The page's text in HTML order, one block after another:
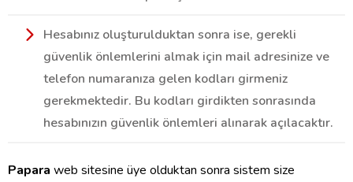
Hesabınız oluşturulduktan sonra ise, gerekli
güvenlik önlemlerini almak için mail adresinize ve
telefon numaranıza gelen kodları girmeniz
gerekmektedir. Bu kodları girdikten sonrasında
hesabınızın güvenlik önlemleri alınarak açılacaktır.
Papara web sitesine üye olduktan sonra sistem size